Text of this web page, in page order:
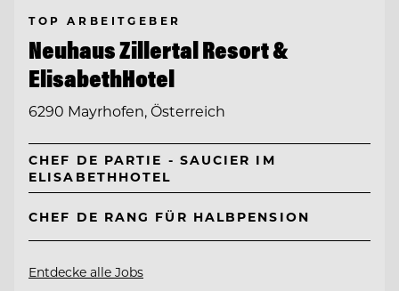
TOP ARBEITGEBER
Neuhaus Zillertal Resort &
ElisabethHotel
6290 Mayrhofen, Österreich
CHEF DE PARTIE - SAUCIER IM
ELISABETHHOTEL
CHEF DE RANG FÜR HALBPENSION
Entdecke alle Jobs